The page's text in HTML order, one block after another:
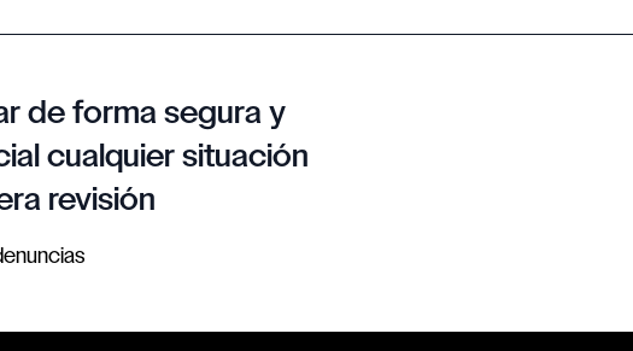
de forma segura y
cualquier situación
revisión